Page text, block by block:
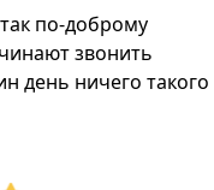
по-доброму
звонить
день ничего такого